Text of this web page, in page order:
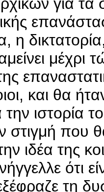
η
μέχρι
και θα
ιστορία
στιγμή που
ιδέα της
ότι
τη